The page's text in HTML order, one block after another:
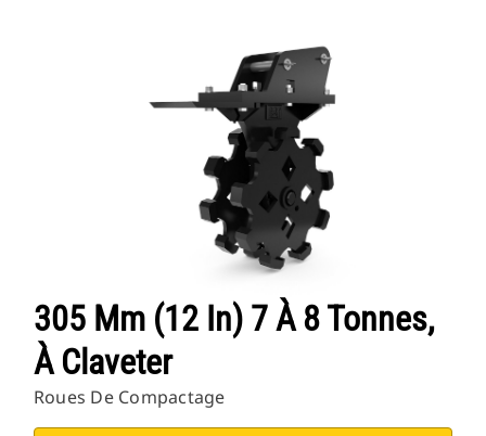
305 Mm (12 In) 7 À 8 Tonnes,
À Claveter
Roues De Compactage